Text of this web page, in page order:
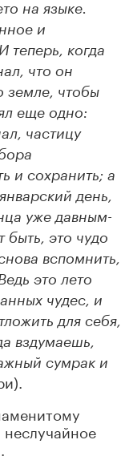
на языке.
и
теперь, когда
что он
земле, чтобы
еще одно:
частицу
и сохранить; а
день,
уже давным-
быть, это чудо
вспомнить,
это лето
чудес, и
для себя,
вздумаешь,
сумрак и
неслучайное